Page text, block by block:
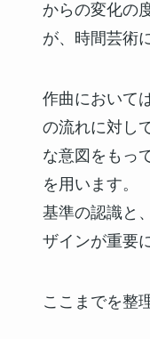
からの変化の
が、時間芸術
作曲において
の流れに対し
な意図をもっ
を用います。
基準の認識と
ザインが重要
ここまでを整